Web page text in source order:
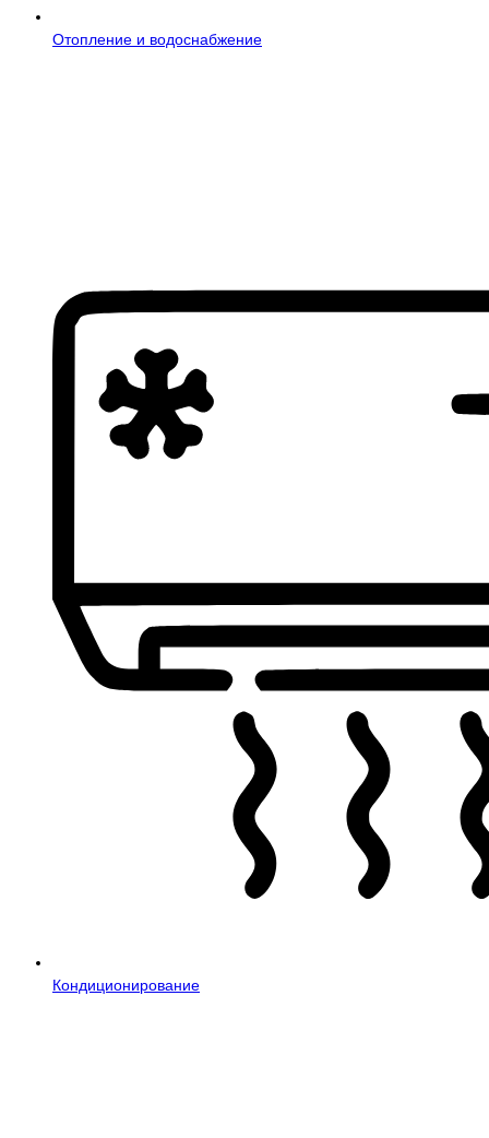
Отопление и водоснабжение
Кондиционирование